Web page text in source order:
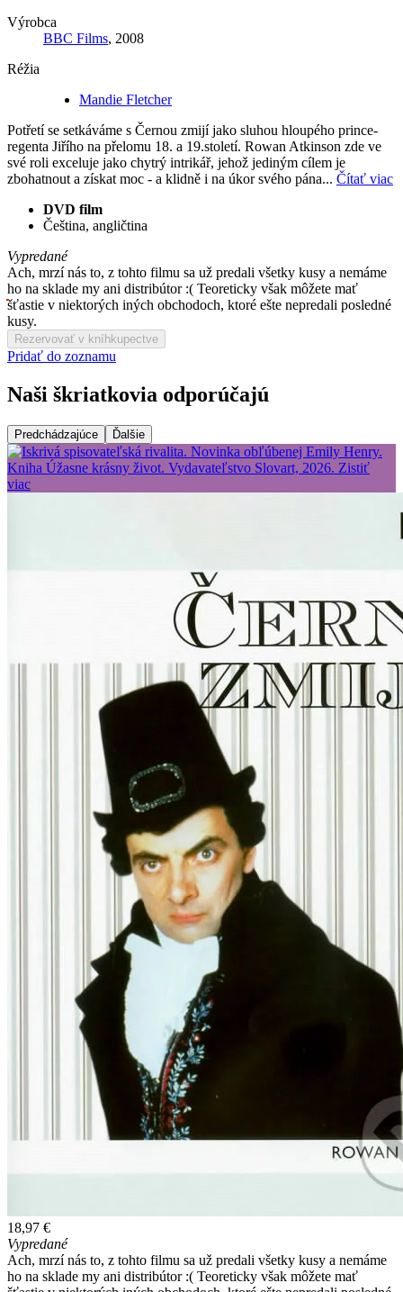
Výrobca
BBC Films, 2008
Réžia
Mandie Fletcher
Potřetí se setkáváme s Černou zmijí jako sluhou hloupého prince-
regenta Jiřího na přelomu 18. a 19.století. Rowan Atkinson zde ve
své roli exceluje jako chytrý intrikář, jehož jediným cílem je
zbohatnout a získat moc - a klidně i na úkor svého pána... Čítať viac
DVD film
Čeština, angličtina
Vypredané
Ach, mrzí nás to, z tohto filmu sa už predali všetky kusy a nemáme
ho na sklade my ani distribútor :( Teoreticky však môžete mať
šťastie v niektorých iných obchodoch, ktoré ešte nepredali posledné
kusy.
Rezervovať v kníhkupectve
Pridať do zoznamu
Naši škriatkovia odporúčajú
Predchádzajúce Ďalšie
18,97 €
Vypredané
Ach, mrzí nás to, z tohto filmu sa už predali všetky kusy a nemáme
ho na sklade my ani distribútor :( Teoreticky však môžete mať